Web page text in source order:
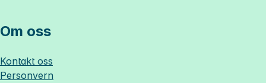
Om oss
Kontakt oss
Personvern